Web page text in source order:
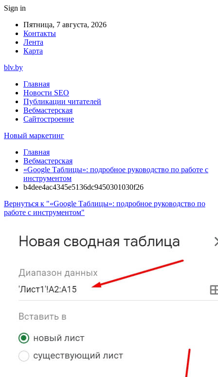
Sign in
Пятница, 7 августа, 2026
Контакты
Лента
Карта
blv.by
Главная
Новости SEO
Публикации читателей
Вебмастерская
Сайтостроение
Новый маркетинг
Главная
Вебмастерская
«Google Таблицы»: подробное руководство по работе с
инструментом
b4dee4ac4345e5136dc9450301030f26
Вернуться к "«Google Таблицы»: подробное руководство по
работе с инструментом"